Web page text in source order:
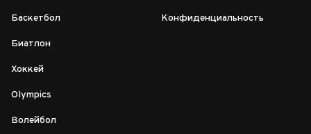
Баскетбол
Биатлон
Хоккей
Olympics
Волейбол
Конфиденциальность